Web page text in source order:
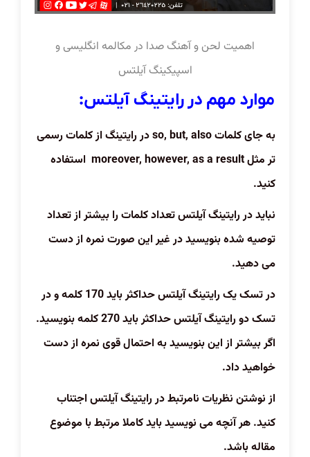
اهمیت لحن و آهنگ صدا در مکالمه انگلیسی و
اسپیکینگ آیلتس
موارد مهم در رایتینگ آیلتس:
به جای کلماتso, but, alsoدر رایتینگ از کلمات رسمی
تر مثلmoreover, however, as a result استفاده
کنید.
نباید در رایتینگ آیلتس تعداد کلمات را بیشتر از تعداد
توصیه شده بنویسید در غیر این صورت نمره از دست
می دهید.
در تسک یک رایتینگ آیلتس حداکثر باید 170 کلمه و در
تسک دو رایتینگ آیلتس حداکثر باید 270 کلمه بنویسید.
اگر بیشتر از این بنویسید به احتمال قوی نمره از دست
خواهید داد.
از نوشتن نظریات نامرتبط در رایتینگ آیلتس اجتناب
کنید. هر آنچه می نویسید باید کاملا مرتبط با موضوع
مقاله باشد.